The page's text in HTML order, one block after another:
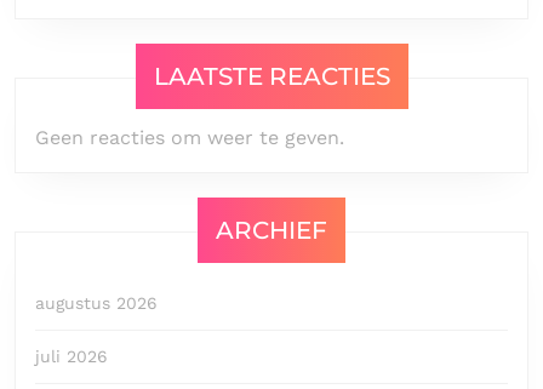
LAATSTE REACTIES
Geen reacties om weer te geven.
ARCHIEF
augustus 2026
juli 2026